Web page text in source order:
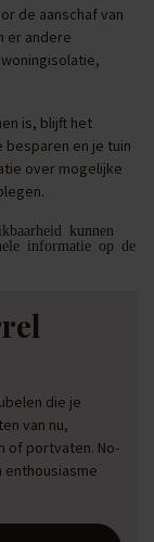
de aanschaf van
er andere
is, blijft het
en je tuin
over mogelijke
kunnen
informatie op de
die je
van nu,
of portvaten. No-